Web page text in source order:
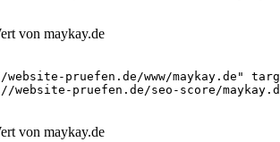
pruefen.de/www/maykay.de"
pruefen.de/seo-score/